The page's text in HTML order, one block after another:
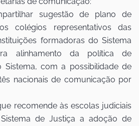
sugestão de plano de
colégios representativos das
formadoras do Sistema
alinhamento da política de
Sistema, com a possibilidade de
nacionais de comunicação por
recomende às escolas judiciais
de Justiça a adoção de